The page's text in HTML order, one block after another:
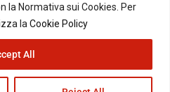
la Normativa sui Cookies. Per
la Cookie Policy
AllAll Rights Reserved - Powered by